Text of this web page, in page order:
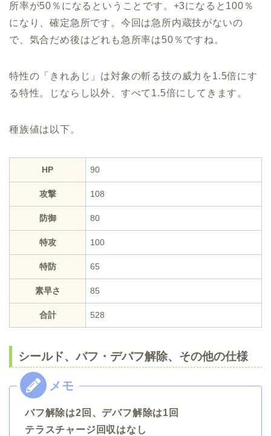
所率が50％になるということです。+3になると100％
になり、確定急所です。今回は急所内蔵技がないの
で、気合だめ後はどれも急所率は50％ですね。
特性の「きれあじ」は対象の斬る技の威力を1.5倍にす
る特性。じならし以外、すべて1.5倍にしてきます。
種族値は以下。
HP 90
攻撃 108
防御 80
特攻 100
特防 65
素早さ 85
合計 528
シールド、バフ・デバフ解除、その他の仕様
バフ解除は2回、デバフ解除は1回
テラスチャージ回収はなし